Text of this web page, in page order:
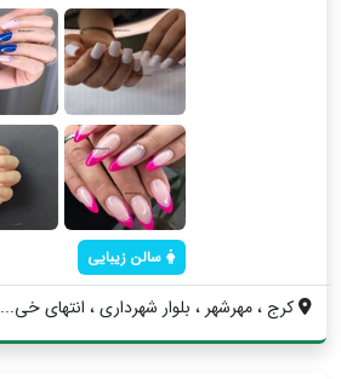
سالن زیبایی
کرج ، مهرشهر ، بلوار شهرداری ، انتهای خی...